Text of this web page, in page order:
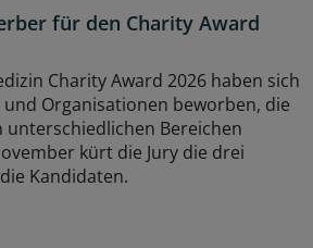
für den Charity Award
Charity Award 2026 haben sich
Organisationen beworben, die
Bereichen
kürt die Jury die drei
Kandidaten.